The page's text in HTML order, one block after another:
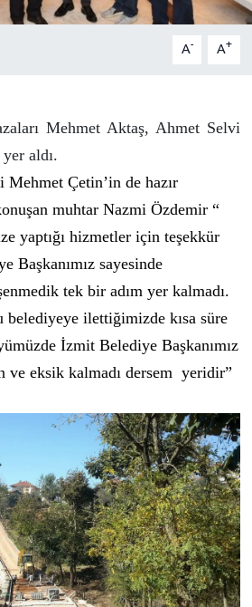
A- A+
Mehmet Aktaş, Ahmet Selvi
aldı.
Çetin’in de hazır
muhtar Nazmi Özdemir “
yaptığı hizmetler için teşekkür
Başkanımız sayesinde
tek bir adım yer kalmadı.
ilettiğimizde kısa süre
İzmit Belediye Başkanımız
ve eksik kalmadı dersem yeridir”